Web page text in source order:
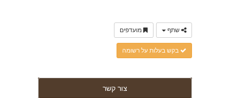
שתף מועדפים
בקש בעלות על רשומה
צור קשר